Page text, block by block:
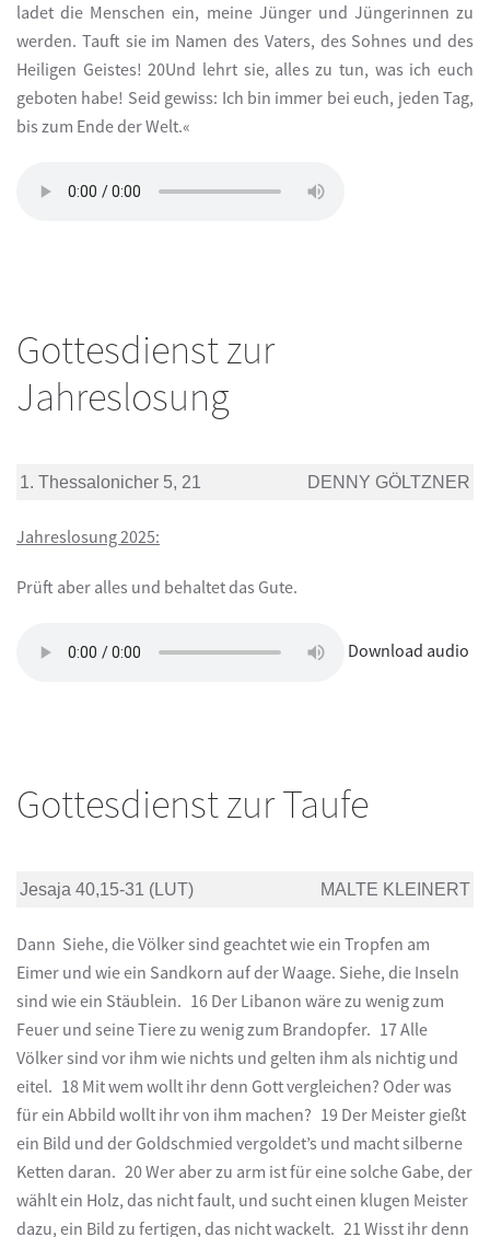
ladet die Menschen ein, meine Jünger und Jüngerinnen zu
werden. Tauft sie im Namen des Vaters, des Sohnes und des
Heiligen Geistes! 20Und lehrt sie, alles zu tun, was ich euch
geboten habe! Seid gewiss: Ich bin immer bei euch, jeden Tag,
bis zum Ende der Welt.«
Gottesdienst zur
Jahreslosung
1. Thessalonicher 5, 21 DENNY GÖLTZNER
Jahreslosung 2025:
Prüft aber alles und behaltet das Gute.
Download audio
Gottesdienst zur Taufe
Jesaja 40,15-31 (LUT) MALTE KLEINERT
Dann Siehe, die Völker sind geachtet wie ein Tropfen am
Eimer und wie ein Sandkorn auf der Waage. Siehe, die Inseln
sind wie ein Stäublein. 16 Der Libanon wäre zu wenig zum
Feuer und seine Tiere zu wenig zum Brandopfer. 17 Alle
Völker sind vor ihm wie nichts und gelten ihm als nichtig und
eitel. 18 Mit wem wollt ihr denn Gott vergleichen? Oder was
für ein Abbild wollt ihr von ihm machen? 19 Der Meister gießt
ein Bild und der Goldschmied vergoldet’s und macht silberne
Ketten daran. 20 Wer aber zu arm ist für eine solche Gabe, der
wählt ein Holz, das nicht fault, und sucht einen klugen Meister
dazu, ein Bild zu fertigen, das nicht wackelt. 21 Wisst ihr denn